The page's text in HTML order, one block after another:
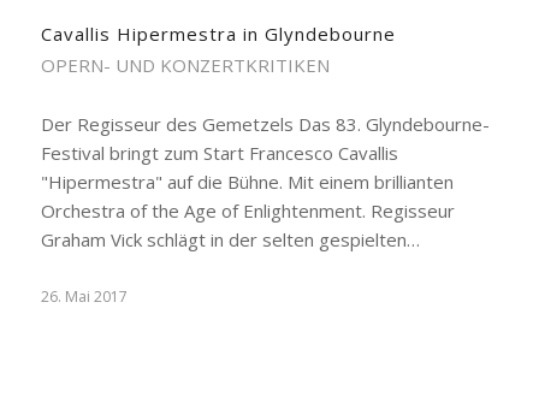
Cavallis Hipermestra in Glyndebourne
OPERN- UND KONZERTKRITIKEN
Der Regisseur des Gemetzels Das 83. Glyndebourne-
Festival bringt zum Start Francesco Cavallis
"Hipermestra" auf die Bühne. Mit einem brillianten
Orchestra of the Age of Enlightenment. Regisseur
Graham Vick schlägt in der selten gespielten…
26. Mai 2017